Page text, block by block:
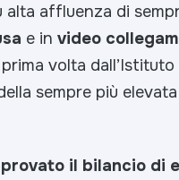
alta affluenza di
e in video
volta
sempre più
il bilancio di